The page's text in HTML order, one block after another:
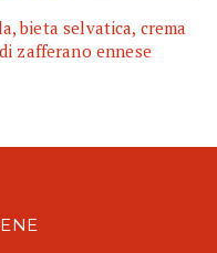
bieta selvatica, crema
zafferano ennese